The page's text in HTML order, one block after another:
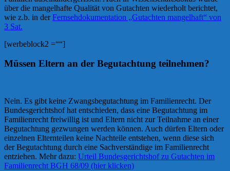
über die mangelhafte Qualität von Gutachten wiederholt berichtet,
wie z.b. in derFernsehdokumentation „Gutachten mangelhaft“ von
3 Sat.
[werbeblock2 =““]
Müssen Eltern an der Begutachtung teilnehmen?
Nein. Es gibt keine Zwangsbegutachtung im Familienrecht. Der
Bundesgerichtshof hat entschieden, dass eine Begutachtung im
Familienrecht freiwillig ist und Eltern nicht zur Teilnahme an einer
Begutachtung gezwungen werden können. Auch dürfen Eltern oder
einzelnen Elternteilen keine Nachteile entstehen, wenn diese sich
der Begutachtung durch eine Sachverständige im Familienrecht
entziehen. Mehr dazu: Urteil Bundesgerichtshof zu Gutachten im
Familienrecht BGH 68/09 (hier klicken)